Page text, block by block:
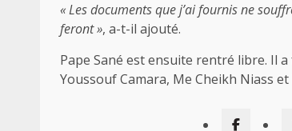
« Les documents que j’ai fournis ne
feront », a-t-il ajouté.
Pape Sané est ensuite rentré libre. Il
Youssouf Camara, Me Cheikh Niass